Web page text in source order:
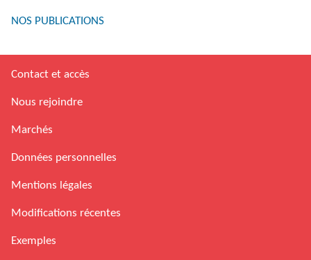
NOS PUBLICATIONS
Contact et accès
Nous rejoindre
Marchés
Données personnelles
Mentions légales
Modifications récentes
Exemples